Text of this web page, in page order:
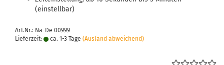
(einstellbar)
Art.Nr.: Na-De 00999
Lieferzeit:
ca. 1-3 Tage (Ausland abweichend)